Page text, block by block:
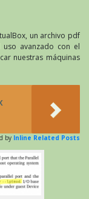
un archivo pdf
avanzado con el
nuestras máquinas
by Inline Related Posts